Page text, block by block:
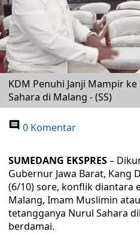
KDM Penuhi Janji Mampir
Sahara di Malang - (SS)
0 Komentar
SUMEDANG EKSPRES–
Gubernur Jawa Barat, Kang
(6/10) sore, konflik diantara
Malang, Imam Muslimin
tetangganya Nurul Sahara
berdamai.